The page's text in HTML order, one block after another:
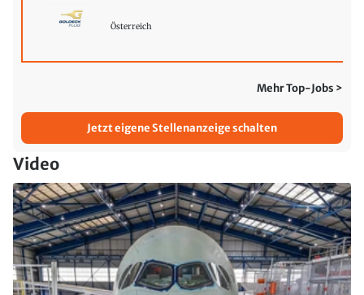
Österreich
Mehr Top-Jobs >
Jetzt eigene Stellenanzeige schalten
Video